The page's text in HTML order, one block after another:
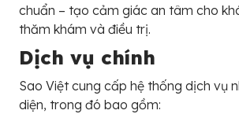
chuẩn – tạo cảm giác an tâm cho
thăm khám và điều trị.
Dịch vụ chính
Sao Việt cung cấp hệ thống dịch vụ
diện, trong đó bao gồm: